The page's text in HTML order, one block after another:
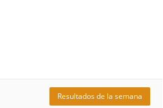
Resultados de la semana